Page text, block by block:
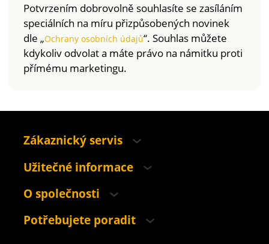
Potvrzením dobrovolně souhlasíte se zasíláním
speciálních na míru přizpůsobených novinek
dle „Ochrany osobních údajů“. Souhlas můžete
kdykoliv odvolat a máte právo na námitku proti
přímému marketingu.
Zákaznický servis
Užitečné informace
O společnosti
Potřebujete poradit